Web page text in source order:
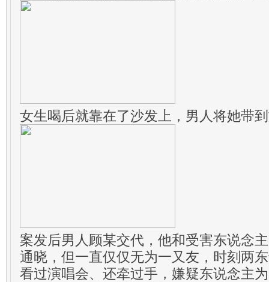
女生喝后就靠在了沙发上，男人将她带
案发后男人顾某交代，他和受害东说念
通晓，但一直仅仅无为一又友，时刻两
看过演唱会、还牵过手，嫌疑东说念主